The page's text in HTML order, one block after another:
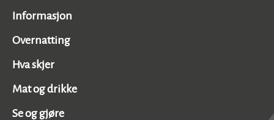
Informasjon
Overnatting
Hva skjer
Mat og drikke
Se og gjøre